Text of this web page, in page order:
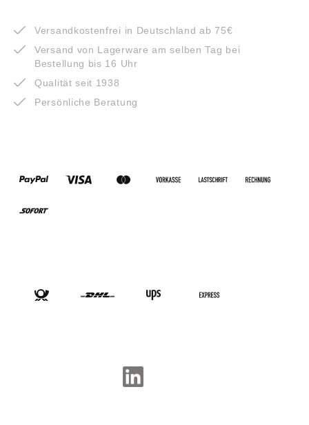
Versandkostenfrei in Deutschland ab 75€
Versand von Lagerware am selben Tag bei
Bestellung bis 16 Uhr
Qualität seit 1938
Persönliche Beratung